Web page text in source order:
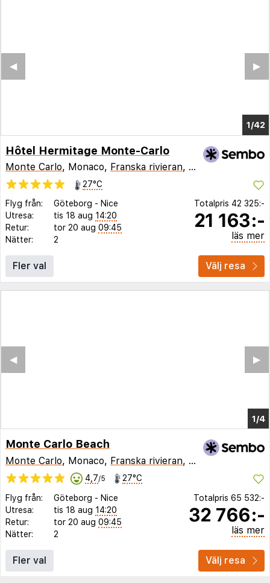
1/38
▶︎
◀︎
Hôtel Hermitage Monte-Carlo
Monte Carlo, Monaco, Franska rivieran, Frankrike
27°C
Flyg från:
Göteborg - Nice
Utresa:
tis 18 aug 14:20
Retur:
tor 20 aug 09:45
Nätter:
2
Totalpris 42 325:-
21 163:-
läs mer
Fler val Välj resa
Monte Carlo Beach
Monte Carlo, Monaco, Franska rivieran, Frankrike
4,7/5 27°C
Flyg från: Göteborg - Nice
Utresa:
tis 18 aug 14:20
Retur:
tor 20 aug 09:45
Nätter:
2
Totalpris 65 532:-
32 766:-
läs mer
Fler val Välj resa